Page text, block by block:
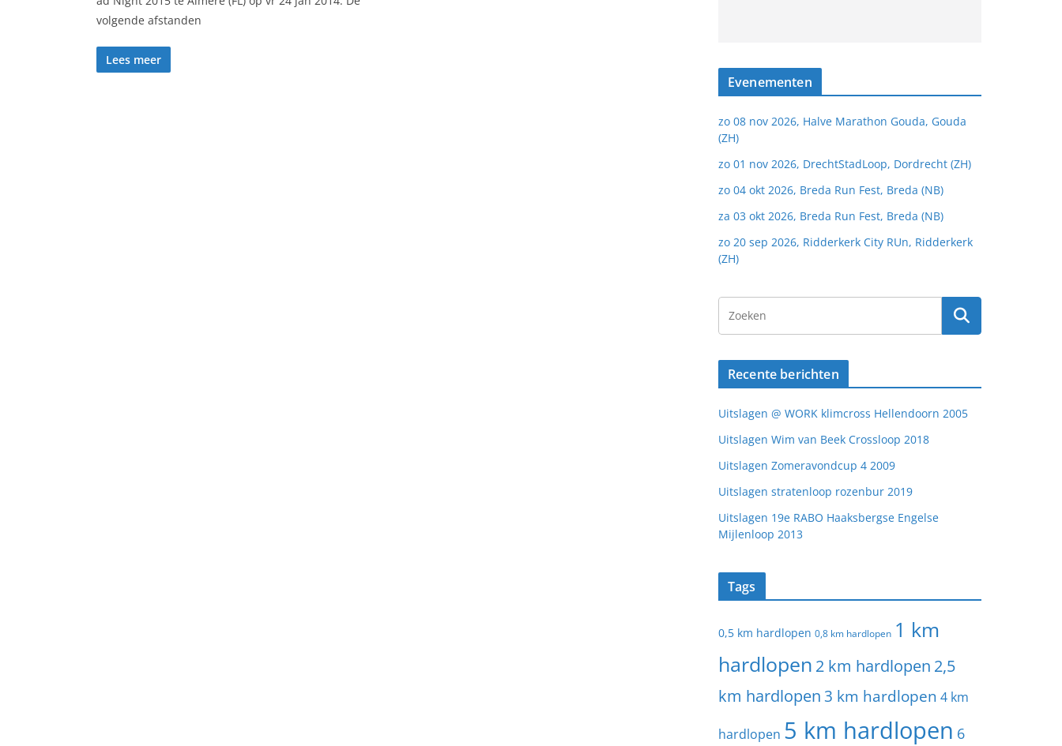
volgende afstanden
Lees meer
Evenementen
zo 08 nov 2026, Halve Marathon Gouda, Gouda
(ZH)
zo 01 nov 2026, DrechtStadLoop, Dordrecht (ZH)
zo 04 okt 2026, Breda Run Fest, Breda (NB)
za 03 okt 2026, Breda Run Fest, Breda (NB)
zo 20 sep 2026, Ridderkerk City RUn, Ridderkerk
(ZH)
Recente berichten
Uitslagen @ WORK klimcross Hellendoorn 2005
Uitslagen Wim van Beek Crossloop 2018
Uitslagen Zomeravondcup 4 2009
Uitslagen stratenloop rozenbur 2019
Uitslagen 19e RABO Haaksbergse Engelse
Mijlenloop 2013
Tags
0,5 km hardlopen 0,8 km hardlopen 1 km
hardlopen 2 km hardlopen 2,5
km hardlopen 3 km hardlopen 4 km
hardlopen 5 km hardlopen 6